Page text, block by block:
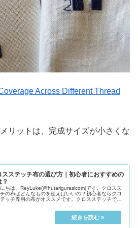
Across Different Thread
リットは、完成サイズが小さくな
スステッチ布の選び方｜初心者におすすめの
？
にちは、ReyLuke(@hutarigurasicom)です。クロスス
の布はどんなものを使えばいいの？初心者ならクロ
ッチ専用の布がオススメです。クロスステッチで